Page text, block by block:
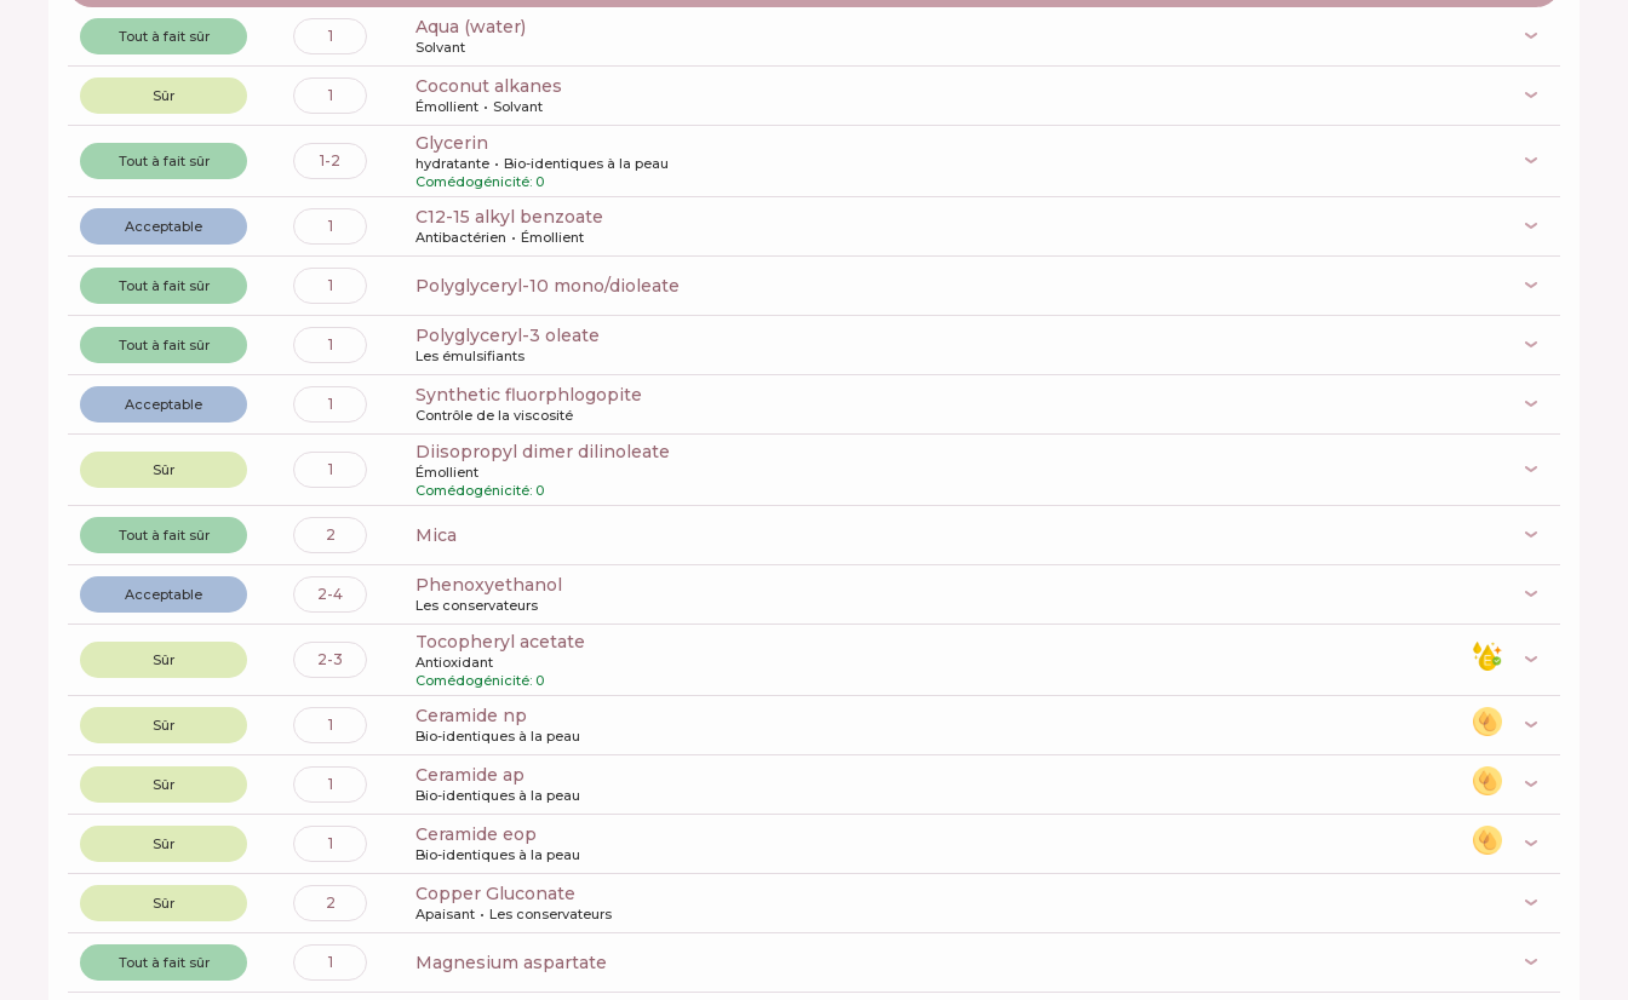
Tout à fait sûr 1 aqua (water)
Solvant
Sûr 1 coconut alkanes
Émollient Solvant
Tout à fait sûr 1-2
glycerin
hydratante
Bio-identiques à la peau
Comédogénicité: 0
Acceptable 1 c12-15 alkyl benzoate
Antibactérien Émollient
Tout à fait sûr 1 polyglyceryl-10 mono/dioleate
Tout à fait sûr 1 polyglyceryl-3 oleate
Les émulsifiants
Acceptable 1 synthetic fluorphlogopite
Contrôle de la viscosité
Sûr 1
diisopropyl dimer dilinoleate
Émollient
Comédogénicité: 0
Tout à fait sûr 2 mica
Acceptable 2-4 phenoxyethanol
Les conservateurs
Sûr 2-3
tocopheryl acetate
Antioxidant
Comédogénicité: 0
Sûr 1 ceramide np
Bio-identiques à la peau
Sûr 1 ceramide ap
Bio-identiques à la peau
Sûr 1 ceramide eop
Bio-identiques à la peau
Sûr 2 Copper Gluconate
Apaisant Les conservateurs
Tout à fait sûr 1 magnesium aspartate